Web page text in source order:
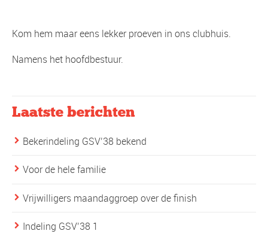
Kom hem maar eens lekker proeven in ons clubhuis.
Namens het hoofdbestuur.
Laatste berichten
Bekerindeling GSV’38 bekend
Voor de hele familie
Vrijwilligers maandaggroep over de finish
Indeling GSV’38 1